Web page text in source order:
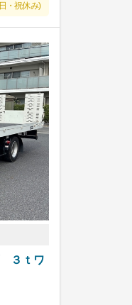
・祝休み)
３ｔワ